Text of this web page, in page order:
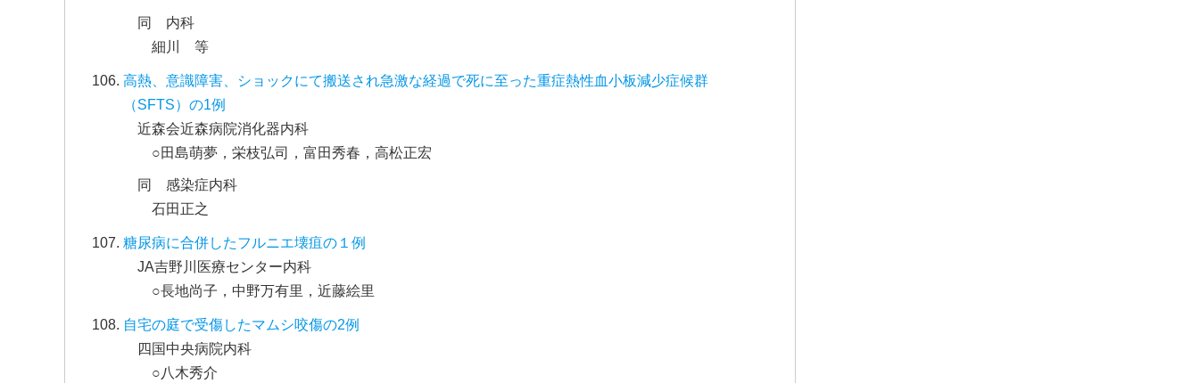
同 内科
細川 等
高熱、意識障害、ショックにて搬送され急激な経過で死に至った重症熱性血小板減少症候群
（SFTS）の1例
近森会近森病院消化器内科
○田島萌夢，栄枝弘司，富田秀春，高松正宏
同 感染症内科
石田正之
糖尿病に合併したフルニエ壊疽の１例
JA吉野川医療センター内科
○長地尚子，中野万有里，近藤絵里
自宅の庭で受傷したマムシ咬傷の2例
四国中央病院内科
○八木秀介